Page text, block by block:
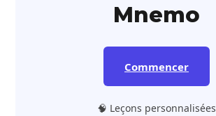
Mnemo
Commencer
🧠 Leçons personnalisées